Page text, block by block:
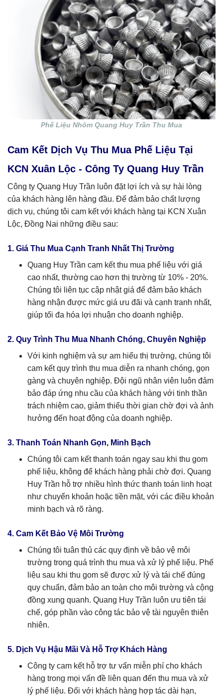
Phế Liệu Nhôm Quang Huy Trần Thu Mua
Cam Kết Dịch Vụ Thu Mua Phế Liệu Tại
KCN Xuân Lộc - Công Ty Quang Huy Trần
Công ty Quang Huy Trần luôn đặt lợi ích và sự hài lòng
của khách hàng lên hàng đầu. Để đảm bảo chất lượng
dịch vụ, chúng tôi cam kết với khách hàng tại KCN Xuân
Lộc, Đồng Nai những điều sau:
1. Giá Thu Mua Cạnh Tranh Nhất Thị Trường
Quang Huy Trần cam kết thu mua phế liệu với giá
cao nhất, thường cao hơn thị trường từ 10% - 20%.
Chúng tôi liên tục cập nhật giá để đảm bảo khách
hàng nhận được mức giá ưu đãi và cạnh tranh nhất,
giúp tối đa hóa lợi nhuận cho doanh nghiệp.
2. Quy Trình Thu Mua Nhanh Chóng, Chuyên Nghiệp
Với kinh nghiệm và sự am hiểu thị trường, chúng tôi
cam kết quy trình thu mua diễn ra nhanh chóng, gọn
gàng và chuyên nghiệp. Đội ngũ nhân viên luôn đảm
bảo đáp ứng nhu cầu của khách hàng với tinh thần
trách nhiệm cao, giảm thiểu thời gian chờ đợi và ảnh
hưởng đến hoạt động của doanh nghiệp.
3. Thanh Toán Nhanh Gọn, Minh Bạch
Chúng tôi cam kết thanh toán ngay sau khi thu gom
phế liệu, không để khách hàng phải chờ đợi. Quang
Huy Trần hỗ trợ nhiều hình thức thanh toán linh hoạt
như chuyển khoản hoặc tiền mặt, với các điều khoản
minh bạch và rõ ràng.
4. Cam Kết Bảo Vệ Môi Trường
Chúng tôi tuân thủ các quy định về bảo vệ môi
trường trong quá trình thu mua và xử lý phế liệu. Phế
liệu sau khi thu gom sẽ được xử lý và tái chế đúng
quy chuẩn, đảm bảo an toàn cho môi trường và cộng
đồng xung quanh. Quang Huy Trần luôn ưu tiên tái
chế, góp phần vào công tác bảo vệ tài nguyên thiên
nhiên.
5. Dịch Vụ Hậu Mãi Và Hỗ Trợ Khách Hàng
Công ty cam kết hỗ trợ tư vấn miễn phí cho khách
hàng trong mọi vấn đề liên quan đến thu mua và xử
lý phế liệu. Đối với khách hàng hợp tác dài hạn,